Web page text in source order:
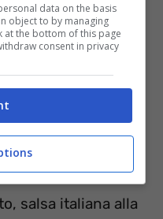
rucola e
salsa italiana alla
data on the basis
object to by managing
at the bottom of this page
consent in privacy